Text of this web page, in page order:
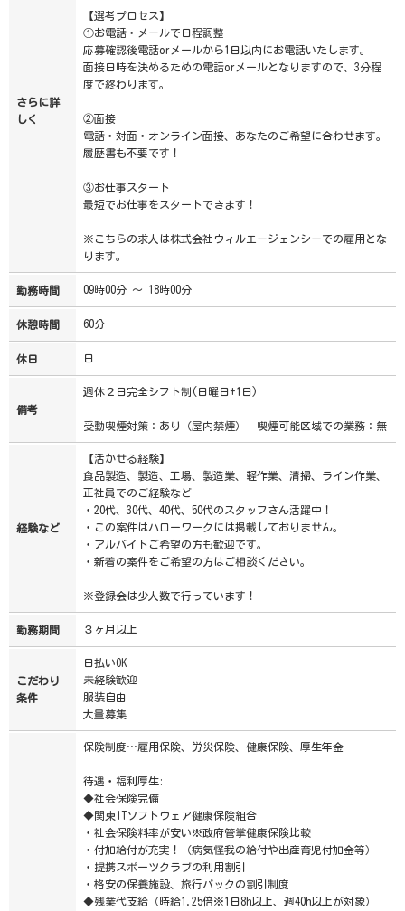
さらに詳
しく
【選考プロセス】
①お電話・メールで日程調整
応募確認後電話orメールから1日以内にお電話いたします。
面接日時を決めるための電話orメールとなりますので、3分程
度で終わります。
②面接
電話・対面・オンライン面接、あなたのご希望に合わせます。
履歴書も不要です！
③お仕事スタート
最短でお仕事をスタートできます！
※こちらの求人は株式会社ウィルエージェンシーでの雇用とな
ります。
勤務時間 09時00分 ～ 18時00分
休憩時間 60分
休日 日
備考
週休２日完全シフト制(日曜日+1日)
受動喫煙対策：あり（屋内禁煙） 喫煙可能区域での業務：無
経験など
【活かせる経験】
食品製造、製造、工場、製造業、軽作業、清掃、ライン作業、
正社員でのご経験など
・20代、30代、40代、50代のスタッフさん活躍中！
・この案件はハローワークには掲載しておりません。
・アルバイトご希望の方も歓迎です。
・新着の案件をご希望の方はご相談ください。
※登録会は少人数で行っています！
勤務期間 ３ヶ月以上
こだわり
条件
日払いOK
未経験歓迎
服装自由
大量募集
保険制度…雇用保険、労災保険、健康保険、厚生年金
待遇・福利厚生:
◆社会保険完備
◆関東ITソフトウェア健康保険組合
・社会保険料率が安い※政府管掌健康保険比較
・付加給付が充実！（病気怪我の給付や出産育児付加金等）
・提携スポーツクラブの利用割引
・格安の保養施設、旅行パックの割引制度
◆残業代支給（時給1.25倍※1日8h以上、週40h以上が対象）